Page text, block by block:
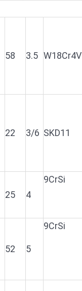
58 3.5
22 3/6 SKD11
25 4
9CrSi
52 5
9CrSi